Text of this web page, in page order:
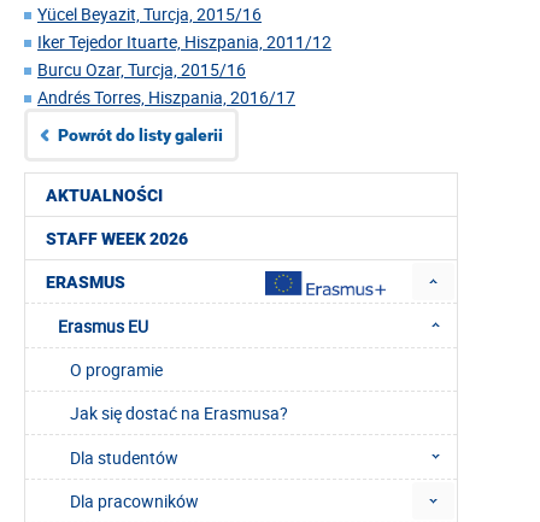
AKTUALNOŚCI
STAFF WEEK 2026
ERASMUS
Erasmus EU
O programie
Jak się dostać na Erasmusa?
Dla studentów
Dla pracowników
Yücel Beyazit, Turcja, 2015/16
Iker Tejedor Ituarte, Hiszpania, 2011/12
Burcu Ozar, Turcja, 2015/16
Andrés Torres, Hiszpania, 2016/17
Powrót do listy galerii